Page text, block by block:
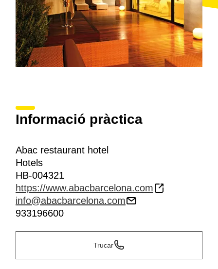
Informació pràctica
Abac restaurant hotel
Hotels
HB-004321
https://www.abacbarcelona.com
info@abacbarcelona.com
933196600
Trucar